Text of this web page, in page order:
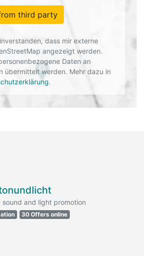
third party
dass mir externe
angezeigt werden.
Daten an
übermittelt werden. Mehr dazu in
.
sound and light promotion
30 Offers online